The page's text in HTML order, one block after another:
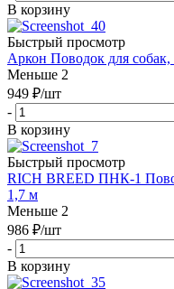
В корзину
Быстрый просмотр
Аркон Поводок для
Меньше 2
949 ₽/шт
-
В корзину
Быстрый просмотр
RICH BREED ПНК-1
1,7 м
Меньше 2
986 ₽/шт
-
В корзину